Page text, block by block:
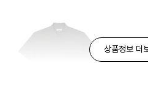
상품정보 더